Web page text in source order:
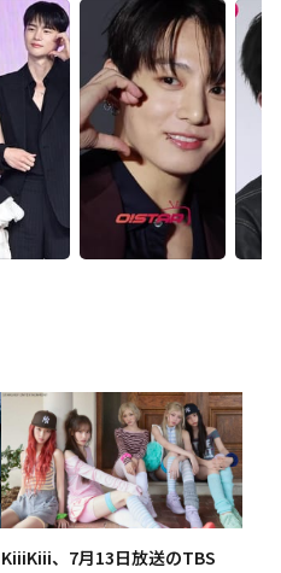
KiiiKiii、7月13日放送のTBS